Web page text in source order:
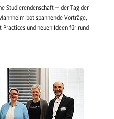
Studierendenschaft – der Tag der
bot spannende Vorträge,
und neuen Ideen für rund